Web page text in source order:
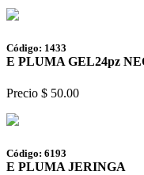
Código: 1433
E PLUMA GEL24pz
Precio $ 50.00
Código: 6193
E PLUMA JERINGA